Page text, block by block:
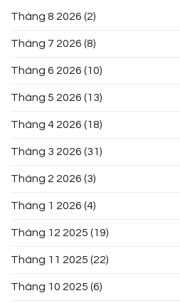
Tháng 8 2026 (2)
Tháng 7 2026 (8)
Tháng 6 2026 (10)
Tháng 5 2026 (13)
Tháng 4 2026 (18)
Tháng 3 2026 (31)
Tháng 2 2026 (3)
Tháng 1 2026 (4)
Tháng 12 2025 (19)
Tháng 11 2025 (22)
Tháng 10 2025 (6)